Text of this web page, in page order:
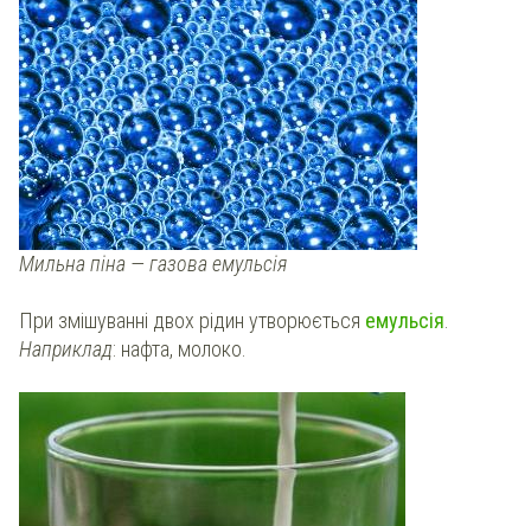
Мильна піна — газова емульсія
При змішуванні двох рідин утворюється емульсія.
Наприклад: нафта, молоко.